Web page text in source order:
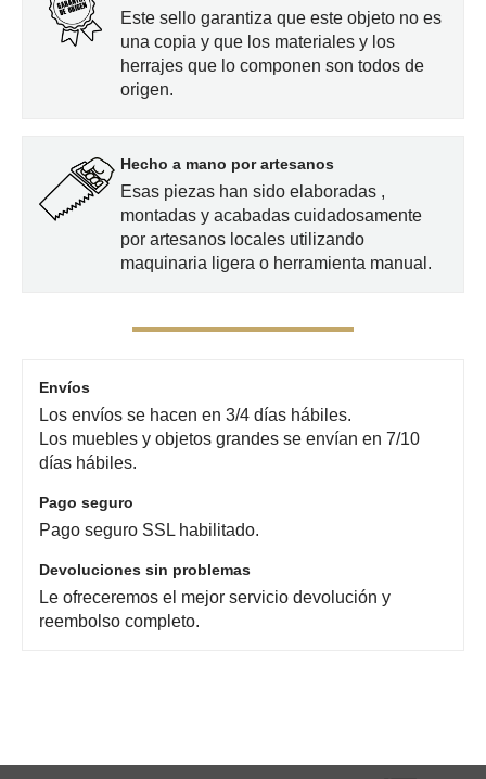
220,00€Este sello garantiza que este objeto no es
una copia y que los materiales y los
herrajes que lo componen son todos de
origen.
Hecho a mano por artesanos
Esas piezas han sido elaboradas ,
montadas y acabadas cuidadosamente
por artesanos locales utilizando
maquinaria ligera o herramienta manual.
Envíos
Los envíos se hacen en 3/4 días hábiles.
Los muebles y objetos grandes se envían en 7/10
días hábiles.
Pago seguro
Pago seguro SSL habilitado.
Devoluciones sin problemas
Le ofreceremos el mejor servicio devolución y
reembolso completo.